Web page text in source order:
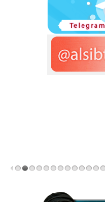
السلام قتل صاحب الزنج